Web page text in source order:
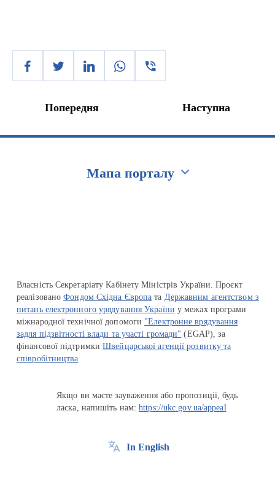
Попередня Наступна
Мапа порталу
Власність Секретаріату Кабінету Міністрів України. Проєкт
реалізованоФондом Східна Європа та Державним агентством з
питань електронного урядування України у межах програми
міжнародної технічної допомоги "Електронне врядування
задля підзвітності влади та участі громади" (EGAP), за
фінансової підтримкиШвейцарської агенції розвитку та
співробітництва
Якщо ви маєте зауваження або пропозиції, будь
ласка, напишіть нам:https://ukc.gov.ua/appeal
In English